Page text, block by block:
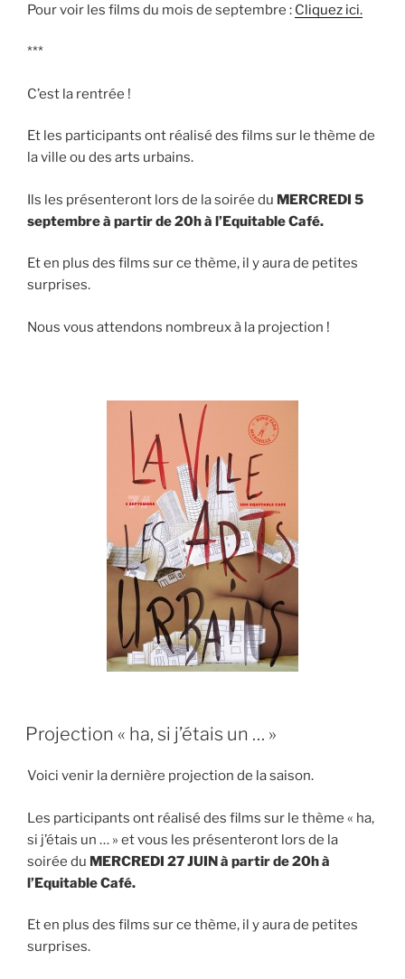
Pour voir les films du mois de septembre : Cliquez ici.
***
C’est la rentrée !
Et les participants ont réalisé des films sur le thème de
la ville ou des arts urbains.
Ils les présenteront lors de la soirée du MERCREDI 5
septembre à partir de 20h à l’Equitable Café.
Et en plus des films sur ce thème, il y aura de petites
surprises.
Nous vous attendons nombreux à la projection !
PUBLIÉ
LE
Projection « ha, si j’étais un … »
Voici venir la dernière projection de la saison.
Les participants ont réalisé des films sur le thème « ha,
si j’étais un … » et vous les présenteront lors de la
soirée du MERCREDI 27 JUIN à partir de 20h à
l’Equitable Café.
Et en plus des films sur ce thème, il y aura de petites
surprises.